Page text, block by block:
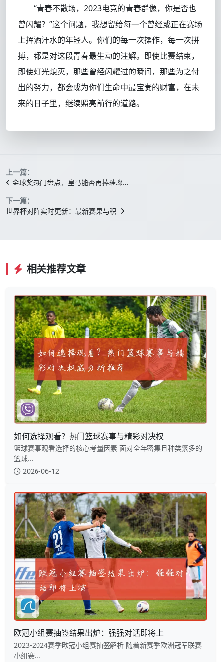
“青春不散场，2023电竞的青春群像，你是否也
曾闪耀？”这个问题，我想留给每一个曾经或正在赛场
上挥洒汗水的年轻人。你们的每一次操作，每一次拼
搏，都是对这段青春最生动的注解。即使比赛结束，
即使灯光熄灭，那些曾经闪耀过的瞬间，那些为之付
出的努力，都会成为你们生命中最宝贵的财富，在未
来的日子里，继续照亮前行的道路。
上一篇：
金球奖热门盘点，皇马能否再捧璀璨…
下一篇：
世界杯对阵实时更新：最新赛果与积
相关推荐文章
如何选择观看？热门篮球赛事与精彩对决权
篮球赛事观看选择的核心考量因素 面对全年密集且种类繁多的
篮球...
2026-06-12
欧冠小组赛抽签结果出炉：强强对话即将上
2023-2024赛季欧冠小组赛抽签解析 随着新赛季欧洲冠军联赛
小组赛...